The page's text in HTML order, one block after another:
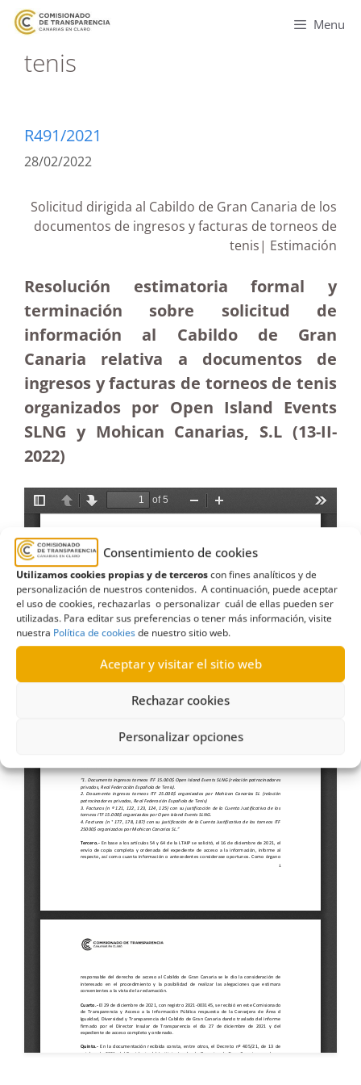
Consentimiento de cookies
Utilizamos cookies propias y de terceroscon fines analíticos y de
personalización de nuestros contenidos. A continuación, puede aceptar
el uso de cookies, rechazarlas o personalizar cuál de ellas pueden ser
utilizadas. Para editar sus preferencias o tener más información, visite
nuestra Política de cookiesde nuestro sitio web.
Aceptar y visitar el sitio web
Rechazar cookies
Personalizar opciones
Menu
tenis
R491/2021
28/02/2022
Solicitud dirigida al Cabildo de Gran Canaria de los
documentos de ingresos y facturas de torneos de
tenis| Estimación
Resolución estimatoria formal y
terminación sobre solicitud de
información al Cabildo de Gran
Canaria relativa a documentos de
ingresos y facturas de torneos de tenis
organizados por Open Island Events
SLNG y Mohican Canarias, S.L (13-II-
2022)